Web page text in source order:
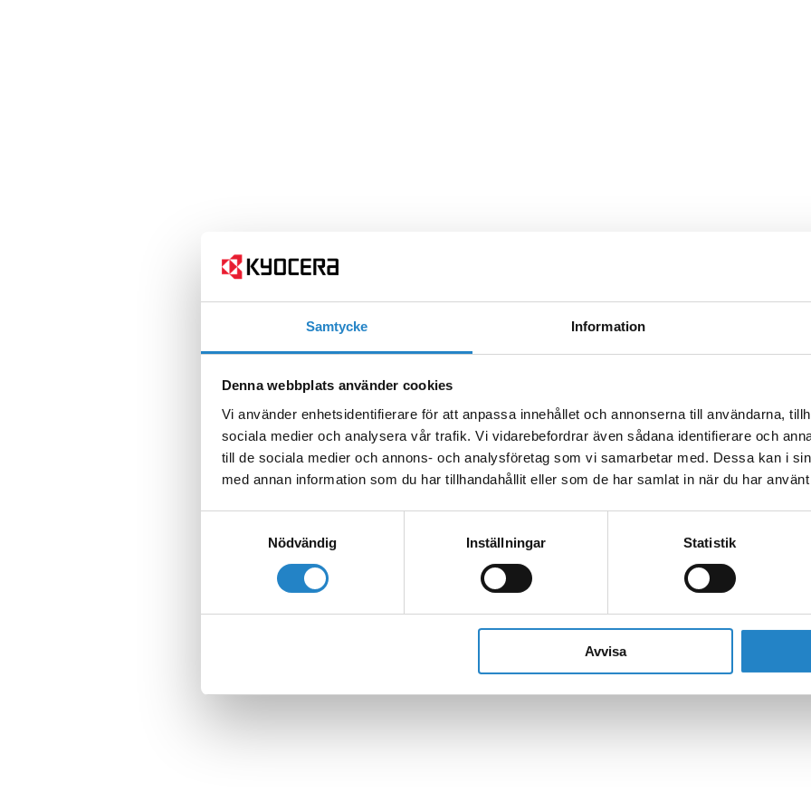
Samtycke Information
Denna webbplats använder cookies
Vi använder enhetsidentifierare för att anpassa innehållet och annonserna till användarna,
sociala medier och analysera vår trafik. Vi vidarebefordrar även sådana identifierare och
till de sociala medier och annons- och analysföretag som vi samarbetar med. Dessa kan i
med annan information som du har tillhandahållit eller som de har samlat in när du har
Nödvändig
Inställningar Statistik
Avvisa